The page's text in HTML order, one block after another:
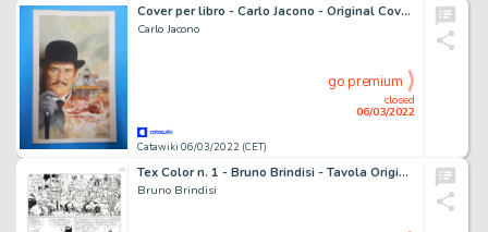
Cover per libro - Carlo Jacono - Original Cover - Page volante - Exemplaire unique
Carlo Jacono
Catawiki 06/03/2022 (CET)
closed
06/03/2022
go premium
Tex Color n. 1 - Bruno Brindisi - Tavola Originale "E venne il giorno" - Page volante - Exemplaire unique - (2011)
Bruno Brindisi